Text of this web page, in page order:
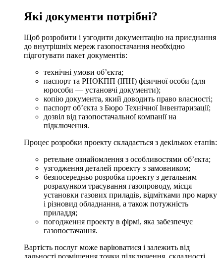
Які документи потрібні?
Щоб розробити і узгодити документацію на приєднання
до внутрішніх мереж газопостачання необхідно
підготувати пакет документів:
технічні умови об’єкта;
паспорт та РНОКПП (ІПН) фізичної особи (для
юрособи — установчі документи);
копію документа, який доводить право власності;
паспорт об’єкта з Бюро Технічної Інвентаризації;
дозвіл від газопостачальної компанії на
підключення.
Процес розробки проекту складається з декількох етапів:
ретельне ознайомлення з особливостями об’єкта;
узгодження деталей проекту з замовником;
безпосередньо розробка проекту з детальним
розрахунком трасування газопроводу, місця
установки газових приладів, відмітками про марку
і різновид обладнання, а також потужність
приладдя;
погодження проекту в фірмі, яка забезпечує
газопостачання.
Вартість послуг може варіюватися і залежить від
дальності розміщення точки підключення, складності